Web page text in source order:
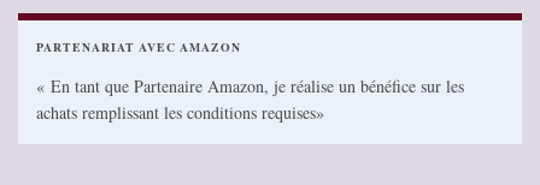
PARTENARIAT AVEC AMAZON
« En tant que Partenaire Amazon, je réalise un bénéfice sur les
achats remplissant les conditions requises»